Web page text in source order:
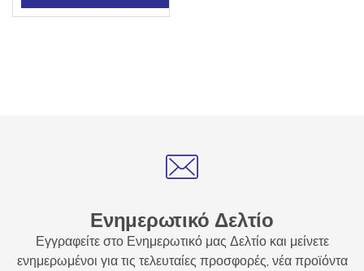
Ενημερωτικό Δελτίο
Εγγραφείτε στο Ενημερωτικό μας Δελτίο και μείνετε
ενημερωμένοι για τις τελευταίες προσφορές, νέα προϊόντα